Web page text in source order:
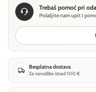
Trebaš pomoć pri
Pošaljite nam upit i
Besplatna dostava
Za narudžbe iznad 100 €